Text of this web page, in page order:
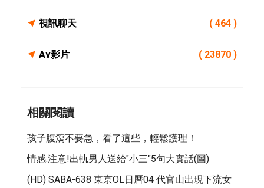
視訊聊天 ( 464 )
Av影片 ( 23870 )
相關閱讀
孩子腹瀉不要急，看了這些，輕鬆護理！
情感:注意!出軌男人送給"小三"5句大實話(圖)
(HD) SABA-638 東京OL日曆04 代官山出現下流女